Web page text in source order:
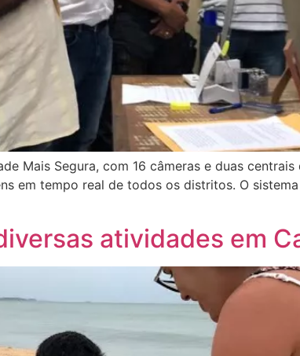
Mais Segura, com 16 câmeras e duas
em tempo real de todos os distritos. O
atividades em